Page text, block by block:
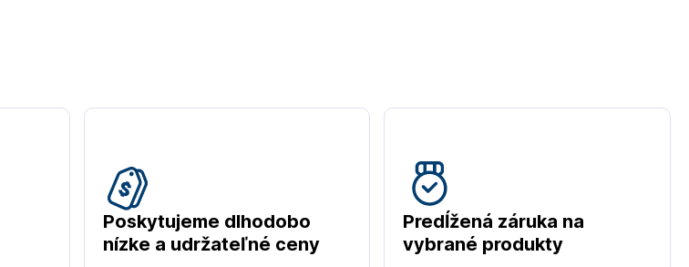
Poskytujeme dlhodobo
nízke a udržateľné ceny
Predĺžená záruka na
vybrané produkty